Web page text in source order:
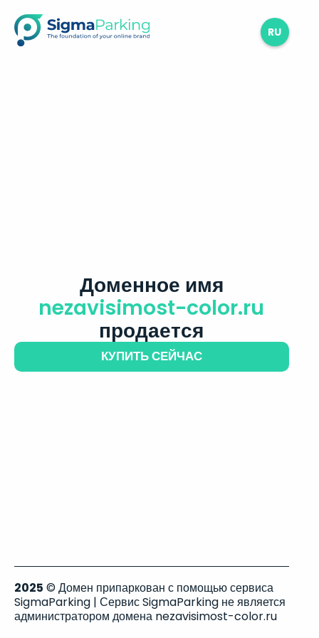
RU
Доменное имя
nezavisimost-color.ru
продается
КУПИТЬ СЕЙЧАС
2025 © Домен припаркован с помощью сервиса
SigmaParking | Сервис SigmaParking не является
администратором домена nezavisimost-color.ru